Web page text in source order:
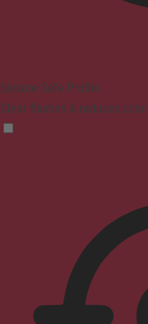
Seizure Safe Profile
Clear flashes & reduces color